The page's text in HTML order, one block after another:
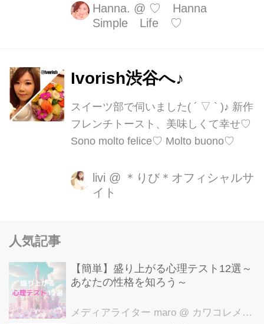
Hanna. @ ♡ Hanna
Simple Life ♡
Ivorish渋谷へ♪
スイーツ部で伺いました( ´ ▽ ` )♪ 新作
フレンチトースト、美味しくて幸せ♡
Sono molto felice♡ Molto buono♡
livi @ ＊りび＊オフィシャルサ
イト
人気記事
【簡単】盛り上がる心理テスト12選～
あなたの性格を知ろう～
メディアライター maro @ カワコレメディア編集部